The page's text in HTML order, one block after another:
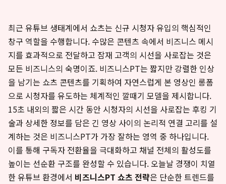
최근 유튜브 생태계에서 쇼츠는 신규 시청자 유입의 핵심적인
창구 역할을 수행합니다. 수많은 콘텐츠 속에서 비즈니스 메시
지를 효과적으로 전달하고 잠재 고객의 시선을 사로잡는 것은
모든 비즈니스의 숙명이죠. 비즈니스PT는 짧지만 강렬한 인상
을 남기는 쇼츠 콘텐츠를 기획하여 자연스럽게 본 영상인 롱폼
으로 시청자를 유도하는 체계적인 깔때기 모델을 제시합니다.
15초 내외의 짧은 시간 동안 시청자의 시선을 사로잡는 후킹 기
술과 상세한 정보를 담은 긴 영상 사이의 논리적 연결 고리를 설
계하는 것은 비즈니스PT가 가장 잘하는 영역 중 하나입니다.
이를 통해 구독자 전환율을 극대화하고 채널 전체의 활성도를
높이는 선순환 구조를 완성할 수 있습니다. 오늘날 경쟁이 치열
한 유튜브 환경에서 비즈니스PT 쇼츠 전략은 단순한 트렌드를